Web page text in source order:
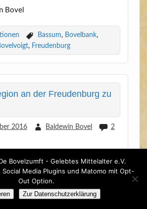
Bovel
Bassum, Bovelbank,
, Freudenburg
an der Freudenburg zu
2016 Baldewin Bovel
2
Bovelzumft - Gelebtes Mittelalter e.V.
Media Plugins und Matomo mit Opt-
Out Option.
Zur Datenschutzerklärung